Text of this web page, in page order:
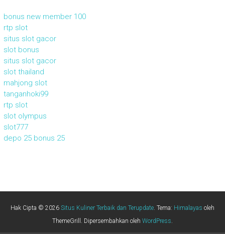
bonus new member 100
rtp slot
situs slot gacor
slot bonus
situs slot gacor
slot thailand
mahjong slot
tanganhoki99
rtp slot
slot olympus
slot777
depo 25 bonus 25
Hak Cipta © 2026 Situs Kuliner Terbaik dan Terupdate. Tema: Himalayas oleh
ThemeGrill. Dipersembahkan oleh WordPress.